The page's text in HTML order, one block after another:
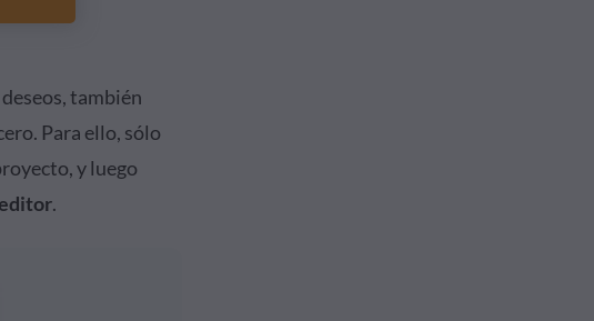
también
Para ello, sólo
y luego
.